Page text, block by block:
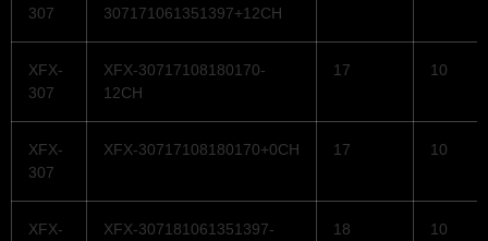
307
307171061351397+12CH
XFX-
307
XFX-30717108180170-
12CH
17 10
XFX-
307
XFX-30717108180170+0CH 17 10
XFX-
XFX-307181061351397-
18 10